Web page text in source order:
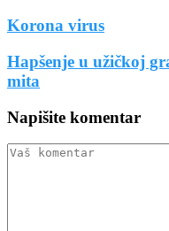
Korona virus
Hapšenje u užičkoj
mita
Napišite komentar